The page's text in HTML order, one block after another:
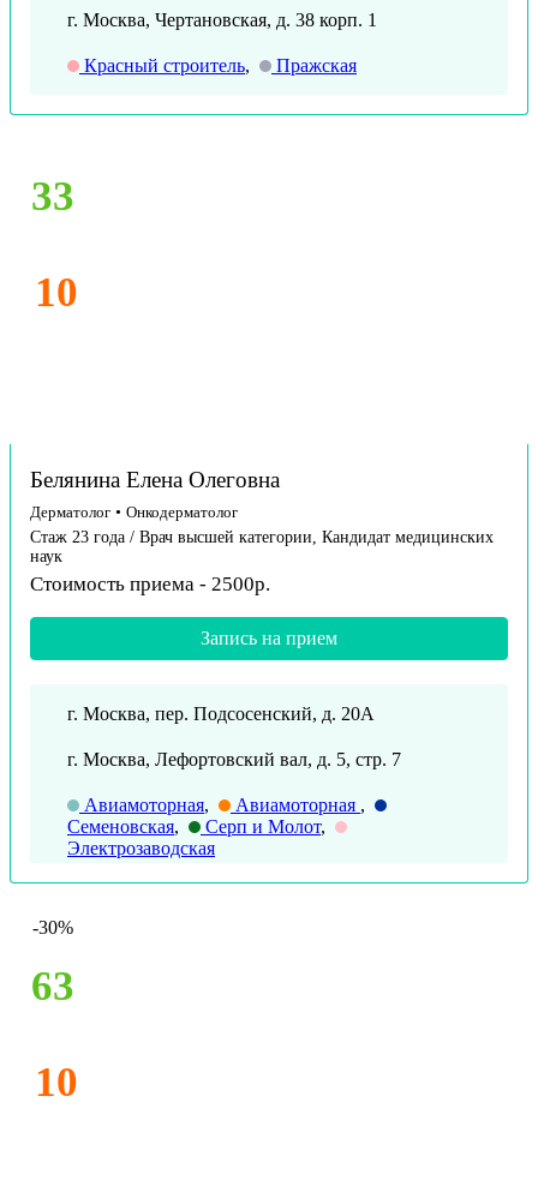
г. Москва, Чертановская, д. 38 корп. 1
Красный строитель, Пражская
33
10
Белянина Елена Олеговна
Дерматолог • Онкодерматолог
Стаж 23 года / Врач высшей категории, Кандидат медицинских
наук
Стоимость приема - 2500р.
Запись на прием
г. Москва, пер. Подсосенский, д. 20А
г. Москва, Лефортовский вал, д. 5, стр. 7
Авиамоторная, Авиамоторная ,
Семеновская, Серп и Молот,
Электрозаводская
-30%
63
10